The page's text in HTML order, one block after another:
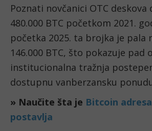
Poznati novčanici OTC deskova
480.000 BTC početkom 2021.
početka 2025. ta brojka je pala
146.000 BTC, što pokazuje pad
institucionalna tražnja
dostupnu vanberzansku
» Naučite šta je Bitcoin
postavlja